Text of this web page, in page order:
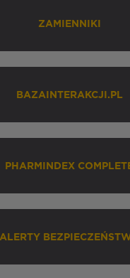
ZAMIENNIKI
BAZAINTERAKCJI.PL
PHARMINDEX
ALERTY